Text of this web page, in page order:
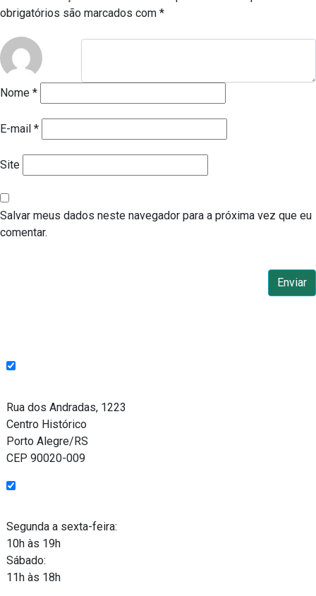
obrigatórios são marcados com *
Nome *
E-mail *
Site
Salvar meus dados neste navegador para a próxima vez que eu
comentar.
Rua dos Andradas, 1223
Centro Histórico
Porto Alegre/RS
CEP 90020-009
Segunda a sexta-feira:
10h às 19h
Sábado:
11h às 18h